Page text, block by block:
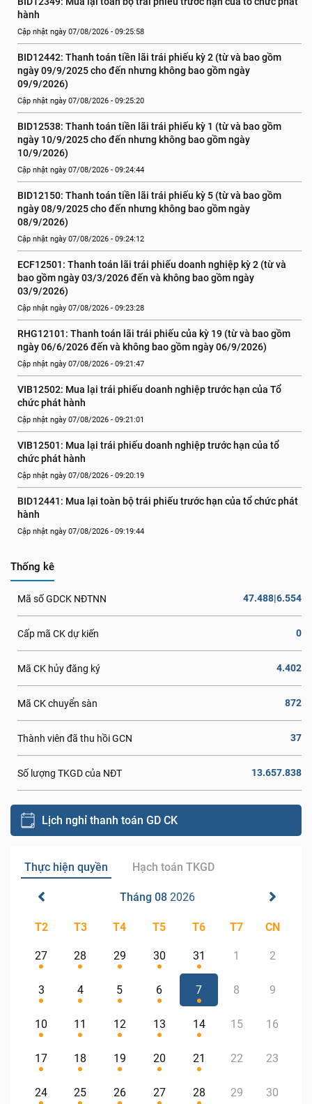
hành
Cập nhật ngày 07/08/2026 - 09:25:58
BID12442: Thanh toán tiền lãi trái phiếu kỳ 2 (từ và bao gồm
ngày 09/9/2025 cho đến nhưng không bao gồm ngày
09/9/2026)
Cập nhật ngày 07/08/2026 - 09:25:20
BID12538: Thanh toán tiền lãi trái phiếu kỳ 1 (từ và bao gồm
ngày 10/9/2025 cho đến nhưng không bao gồm ngày
10/9/2026)
Cập nhật ngày 07/08/2026 - 09:24:44
BID12150: Thanh toán tiền lãi trái phiếu kỳ 5 (từ và bao gồm
ngày 08/9/2025 cho đến nhưng không bao gồm ngày
08/9/2026)
Cập nhật ngày 07/08/2026 - 09:24:12
ECF12501: Thanh toán lãi trái phiếu doanh nghiệp kỳ 2 (từ và
bao gồm ngày 03/3/2026 đến và không bao gồm ngày
03/9/2026)
Cập nhật ngày 07/08/2026 - 09:23:28
RHG12101: Thanh toán lãi trái phiếu của kỳ 19 (từ và bao gồm
ngày 06/6/2026 đến và không bao gồm ngày 06/9/2026)
Cập nhật ngày 07/08/2026 - 09:21:47
VIB12502: Mua lại trái phiếu doanh nghiệp trước hạn của Tổ
chức phát hành
Cập nhật ngày 07/08/2026 - 09:21:01
VIB12501: Mua lại trái phiếu doanh nghiệp trước hạn của tổ
chức phát hành
Cập nhật ngày 07/08/2026 - 09:20:19
BID12441: Mua lại toàn bộ trái phiếu trước hạn của tổ chức phát
hành
Cập nhật ngày 07/08/2026 - 09:19:44
Thống kê
Mã số GDCK NĐTNN 47.488|6.554
Cấp mã CK dự kiến 0
Mã CK hủy đăng ký 4.402
Mã CK chuyển sàn 872
Thành viên đã thu hồi GCN 37
Số lượng TKGD của NĐT 13.657.838
Lịch nghỉ thanh toán GD CK
Thực hiện quyền Hạch toán TKGD
Tháng 08 2026
T2 T3 T4 T5 T6 T7 CN
27 28 29 30 31 1 2
3 4 5 6 7 8 9
10 11 12 13 14 15 16
17 18 19 20 21 22 23
24 25 26 27 28 29 30